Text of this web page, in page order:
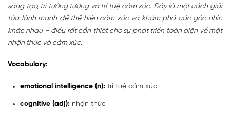
sáng tạo, trí tưởng tượng và trí tuệ cảm xúc. Đây là một cách giải
tỏa lành mạnh để thể hiện cảm xúc và khám phá các góc nhìn
khác nhau – điều rất cần thiết cho sự phát triển toàn diện về mặt
nhận thức và cảm xúc.
Vocabulary:
emotional intelligence (n): trí tuệ cảm xúc
cognitive (adj): nhận thức